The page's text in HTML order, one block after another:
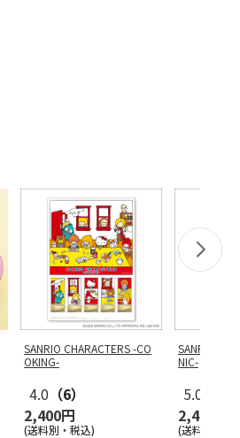
SANRIO CHARACTERS -CO
OKING-
4.0 （6）
2,400円
(送料別・税込)
SANRIO
NIC-
5.0
2,400円
(送料別・税